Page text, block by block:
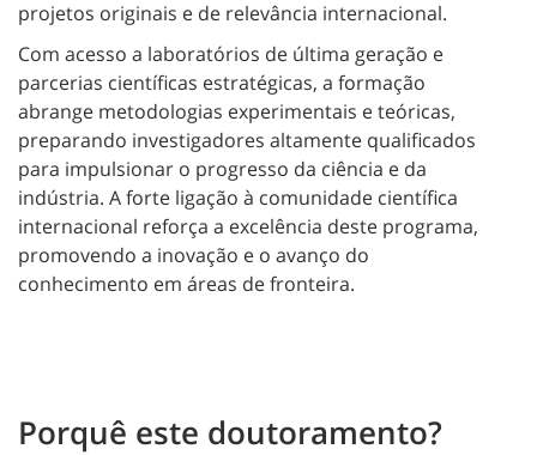
projetos originais e de relevância internacional.
Com acesso a laboratórios de última geração e
parcerias científicas estratégicas, a formação
abrange metodologias experimentais e teóricas,
preparando investigadores altamente qualificados
para impulsionar o progresso da ciência e da
indústria. A forte ligação à comunidade científica
internacional reforça a excelência deste programa,
promovendo a inovação e o avanço do
conhecimento em áreas de fronteira.
Porquê este doutoramento?